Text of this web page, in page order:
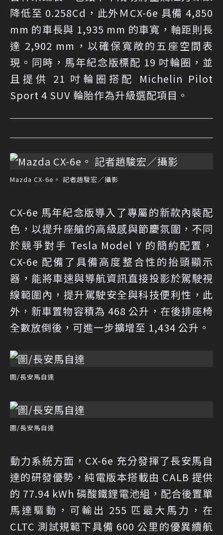
降低至 0.258Cd，此外ＭCX-6e 具備 4,850
mm 的車長與 1,935 mm 的車寬，軸距則長
達 2,902 mm，以確保寬敞的五座空間表
現。同時，馬年紀念版標配 19 吋輪圈，並
且提供 21 吋輪圈搭配 Michelin Pilot
Sport 4 SUV 輪胎作為升級選配項目。
Mazda CX-6e。 記者趙駿宏／攝影
CX-6e 馬年紀念版導入了專屬的新款內裝配
色，以提升座艙的高級感與節慶氛圍，不同
於競爭對手 Tesla Model Y 的簡約配置，
CX-6e 配備了具備高度整合性的抬頭顯示
器，能將車速與導航資訊直接投影於駕駛視
線範圍內，提升駕駛安全與科技便利性，此
外，新車置物容積為 468 公升，在後排座椅
全數放倒後，可進一步擴增至 1,434 公升。
圖/長安馬自達
圖/長安馬自達
動力系統方面，CX-6e 充分發揮了長安馬自
達的研發優勢，純電版本搭載由 CALB 提供
的 77.94 kWh 磷酸鐵鋰電池組，配合後置單
馬達驅動，可輸出 255 匹最大馬力，在
CLTC 測試規範下具備 600 公里的優異續航